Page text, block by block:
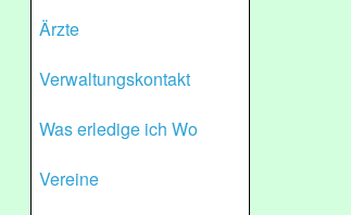
Ärzte
Verwaltungskontakt
Was erledige ich Wo
Vereine